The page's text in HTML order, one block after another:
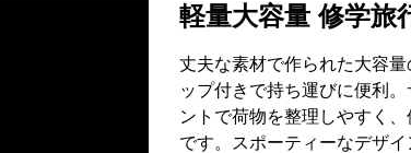
軽量大容量 修学旅
丈夫な素材で作られた大容
ップ付きで持ち運びに便利
ントで荷物を整理しやすく
です。スポーティーなデザ